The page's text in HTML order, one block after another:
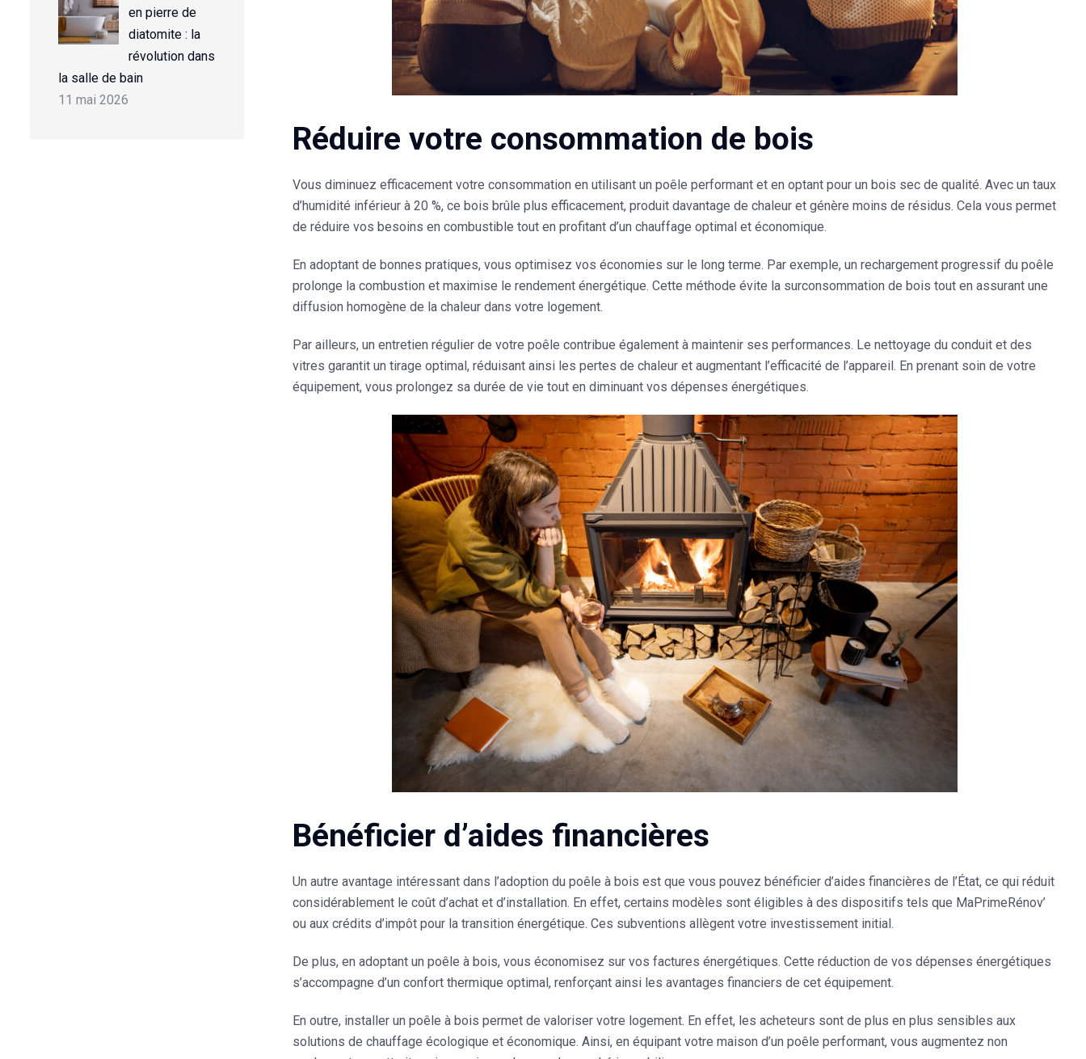
en pierre de
diatomite : la
révolution dans
la salle de bain
11 mai 2026
Réduire votre consommation de bois
Vous diminuez efficacement votre consommation en utilisant un poêle performant et en optant pour un bois sec de qualité. Avec un taux
d’humidité inférieur à 20 %, ce bois brûle plus efficacement, produit davantage de chaleur et génère moins de résidus. Cela vous permet
de réduire vos besoins en combustible tout en profitant d’un chauffage optimal et économique.
En adoptant de bonnes pratiques, vous optimisez vos économies sur le long terme. Par exemple, un rechargement progressif du poêle
prolonge la combustion et maximise le rendement énergétique. Cette méthode évite la surconsommation de bois tout en assurant une
diffusion homogène de la chaleur dans votre logement.
Par ailleurs, un entretien régulier de votre poêle contribue également à maintenir ses performances. Le nettoyage du conduit et des
vitres garantit un tirage optimal, réduisant ainsi les pertes de chaleur et augmentant l’efficacité de l’appareil. En prenant soin de votre
équipement, vous prolongez sa durée de vie tout en diminuant vos dépenses énergétiques.
Bénéficier d’aides financières
Un autre avantage intéressant dans l’adoption du poêle à bois est que vous pouvez bénéficier d’aides financières de l’État, ce qui réduit
considérablement le coût d’achat et d’installation. En effet, certains modèles sont éligibles à des dispositifs tels que MaPrimeRénov’
ou aux crédits d’impôt pour la transition énergétique. Ces subventions allègent votre investissement initial.
De plus, en adoptant un poêle à bois, vous économisez sur vos factures énergétiques. Cette réduction de vos dépenses énergétiques
s’accompagne d’un confort thermique optimal, renforçant ainsi les avantages financiers de cet équipement.
En outre, installer un poêle à bois permet de valoriser votre logement. En effet, les acheteurs sont de plus en plus sensibles aux
solutions de chauffage écologique et économique. Ainsi, en équipant votre maison d’un poêle performant, vous augmentez non